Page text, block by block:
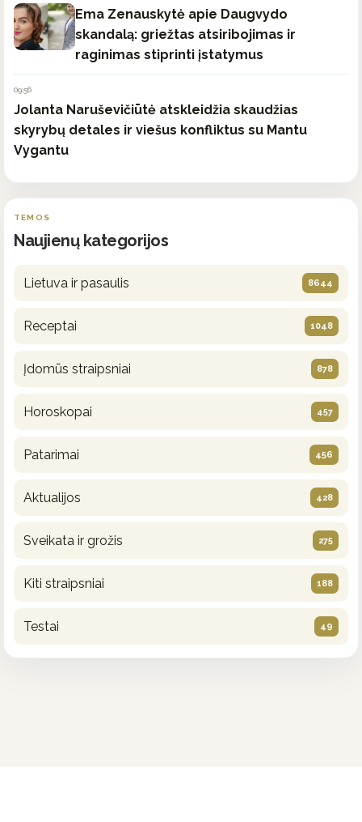
Ema Zenauskytė apie Daugvydo
skandalą: griežtas atsiribojimas ir
raginimas stiprinti įstatymus
09:56
Jolanta Naruševičiūtė atskleidžia skaudžias
skyrybų detales ir viešus konfliktus su Mantu
Vygantu
TEMOS
Naujienų kategorijos
Lietuva ir pasaulis 8644
Receptai 1048
Įdomūs straipsniai 878
Horoskopai 457
Patarimai 456
Aktualijos 428
Sveikata ir grožis 275
Kiti straipsniai 188
Testai 49